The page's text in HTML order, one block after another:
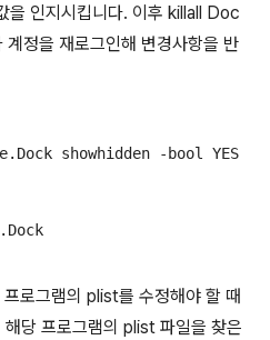
을 인지시킵니다. 이후 killall Doc
정을 재로그인해 변경사항을 반
showhidden -bool YES
로그램의 plist를 수정해야 할 때
당 프로그램의 plist 파일을 찾은